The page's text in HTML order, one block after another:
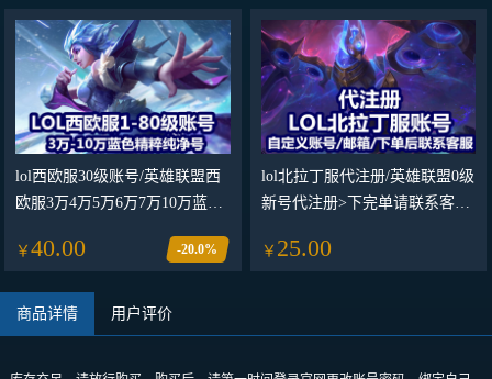
lol西欧服30级账号/英雄联盟西
欧服3万4万5万6万7万10万蓝色
箱子号>秒改邮箱/密码>自动发
￥40.00 -20.0%
lol北拉丁服代注册/英雄联盟0级
新号代注册>下完单请联系客服
￥ 25.00
商品详情 用户评价